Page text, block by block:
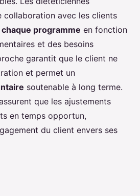
collaboration avec les clients
programme en fonction
et des besoins
garantit que le client ne
et permet un
soutenable à long terme.
que les ajustements
en temps opportun,
du client envers ses